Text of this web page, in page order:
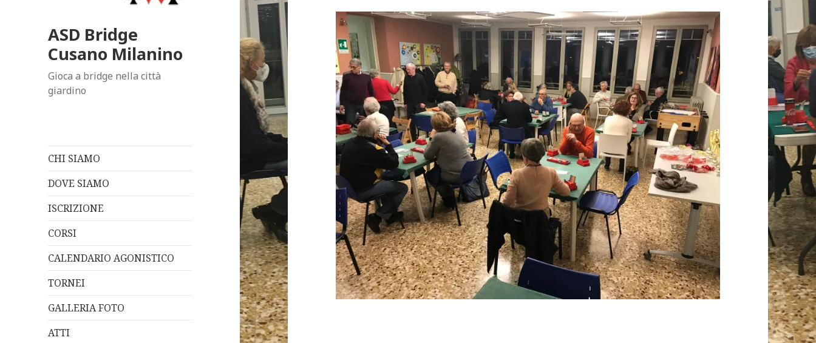
ASD Bridge
Cusano Milanino
Gioca a bridge nella città
giardino
CHI SIAMO
DOVE SIAMO
ISCRIZIONE
CORSI
CALENDARIO AGONISTICO
TORNEI
GALLERIA FOTO
ATTI